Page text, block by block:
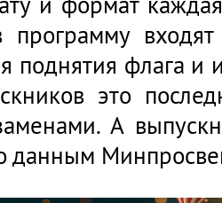
входят
поднятия флага и
это
А
данным